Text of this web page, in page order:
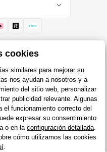
derechos reservados
y se aplican
y su
desdeRIESENIA